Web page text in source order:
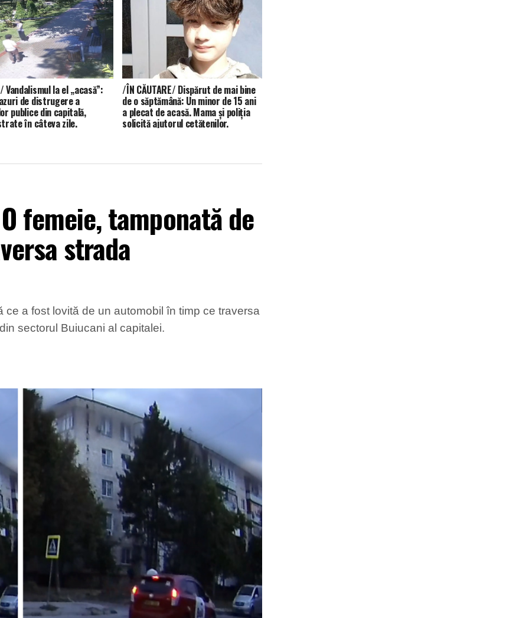
Vandalismul la el „acasă”:
de distrugere a
publice din capitală,
în câteva zile.
/ÎN CĂUTARE/ Dispărut de mai bine
de o săptămână: Un minor de 15 ani
a plecat de acasă. Mama și poliția
solicită ajutorul cetățenilor.
femeie, tamponată de
strada
a fost lovită de un automobil în timp ce traversa
sectorul Buiucani al capitalei.